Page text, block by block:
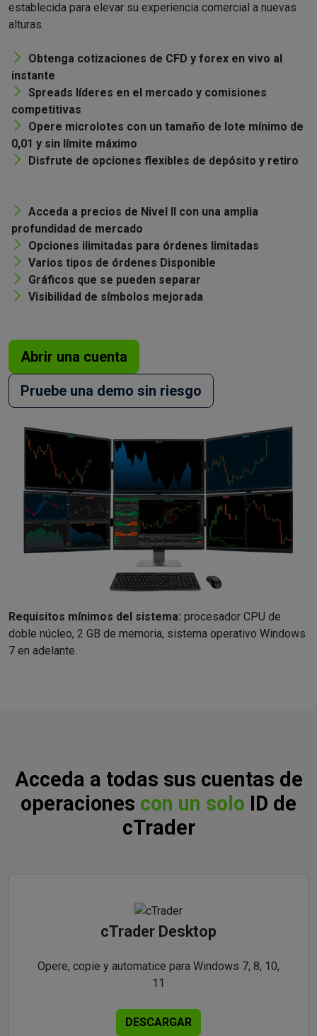
establecida para elevar su experiencia comercial a nuevas
alturas.
Obtenga cotizaciones de CFD y forex en vivo al
instante
Spreads líderes en el mercado y comisiones
competitivas
Opere microlotes con un tamaño de lote mínimo de
0,01 y sin límite máximo
Disfrute de opciones flexibles de depósito y retiro
Acceda a precios de Nivel II con una amplia
profundidad de mercado
Opciones ilimitadas para órdenes limitadas
Varios tipos de órdenes Disponible
Gráficos que se pueden separar
Visibilidad de símbolos mejorada
Abrir una cuenta
Pruebe una demo sin riesgo
Requisitos mínimos del sistema: procesador CPU de
doble núcleo, 2 GB de memoria, sistema operativo Windows
7 en adelante.
Acceda a todas sus cuentas de
operaciones con un solo ID de
cTrader
cTrader Desktop
Opere, copie y automatice para Windows 7, 8, 10,
11
DESCARGAR